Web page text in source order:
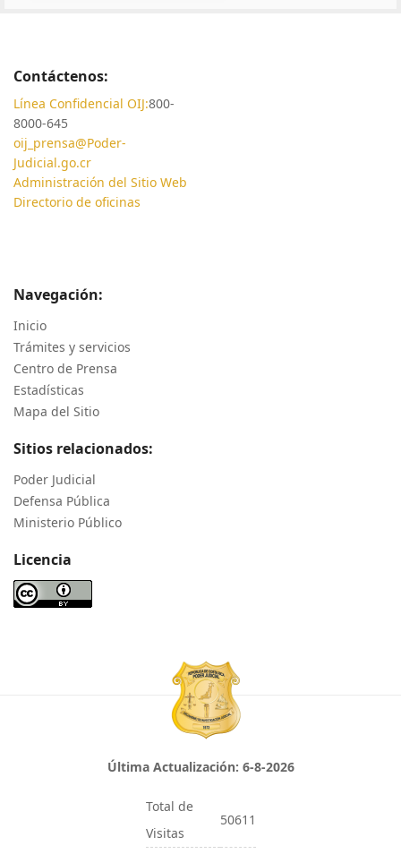
Contáctenos:
Línea Confidencial OIJ:800-
8000-645
oij_prensa@Poder-
Judicial.go.cr
Administración del Sitio Web
Directorio de oficinas
Navegación:
Inicio
Trámites y servicios
Centro de Prensa
Estadísticas
Mapa del Sitio
Sitios relacionados:
Poder Judicial
Defensa Pública
Ministerio Público
Licencia
Última Actualización: 6-8-2026
Total de
Visitas
50611